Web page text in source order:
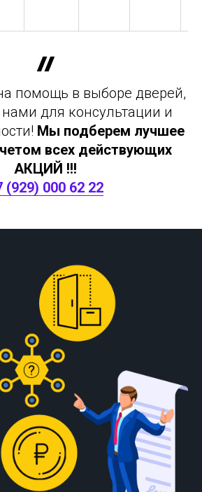
помощь в выборе дверей,
для консультации и
Мы подберем лучшее
всех действующих
АКЦИЙ !!!
(929) 000 62 22